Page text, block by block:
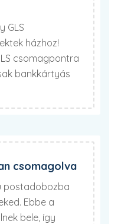
GLS
házhoz!
csomagpontra
bankkártyás
csomagolva
postadobozba
Ebbe a
bele, így